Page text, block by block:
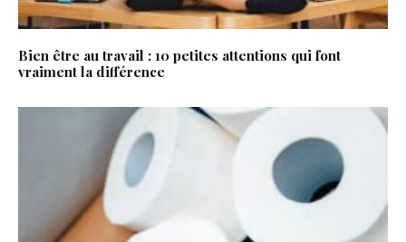
Bien être au travail : 10 petites attentions qui font
vraiment la différence